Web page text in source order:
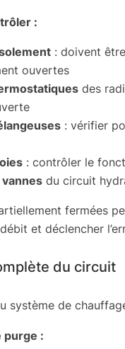
:
: doivent être
ouvertes
des
: vérifier
: contrôler le
du circuit
fermées
et déclencher
du circuit
système de
purge :